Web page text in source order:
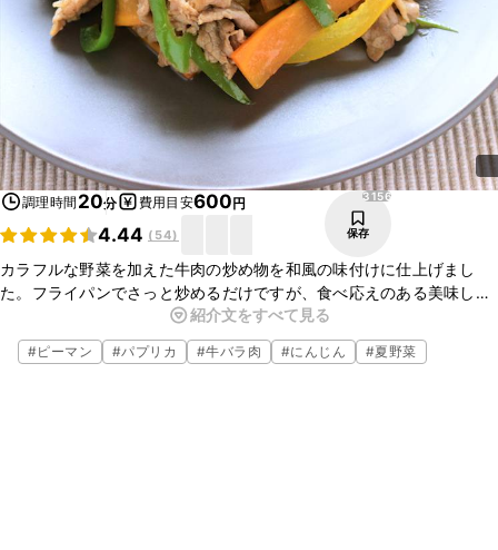
調理時間 20分 費用目安600円
4.44 ( 54)
3156
保存
カラフルな野菜を加えた牛肉の炒め物を和風の味付けに仕上げまし
た。フライパンでさっと炒めるだけですが、食べ応えのある美味しい
おかずが出来上がります。和の食卓に一品いかがでしょうか？美味し
いのでぜひお試しくださいね。
紹介文をすべて見る
#ピーマン #パプリカ #牛バラ肉 #にんじん #夏野菜